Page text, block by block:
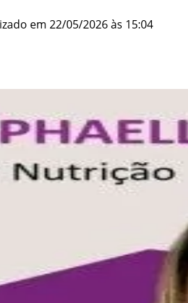
em 22/05/2026 às 15:04